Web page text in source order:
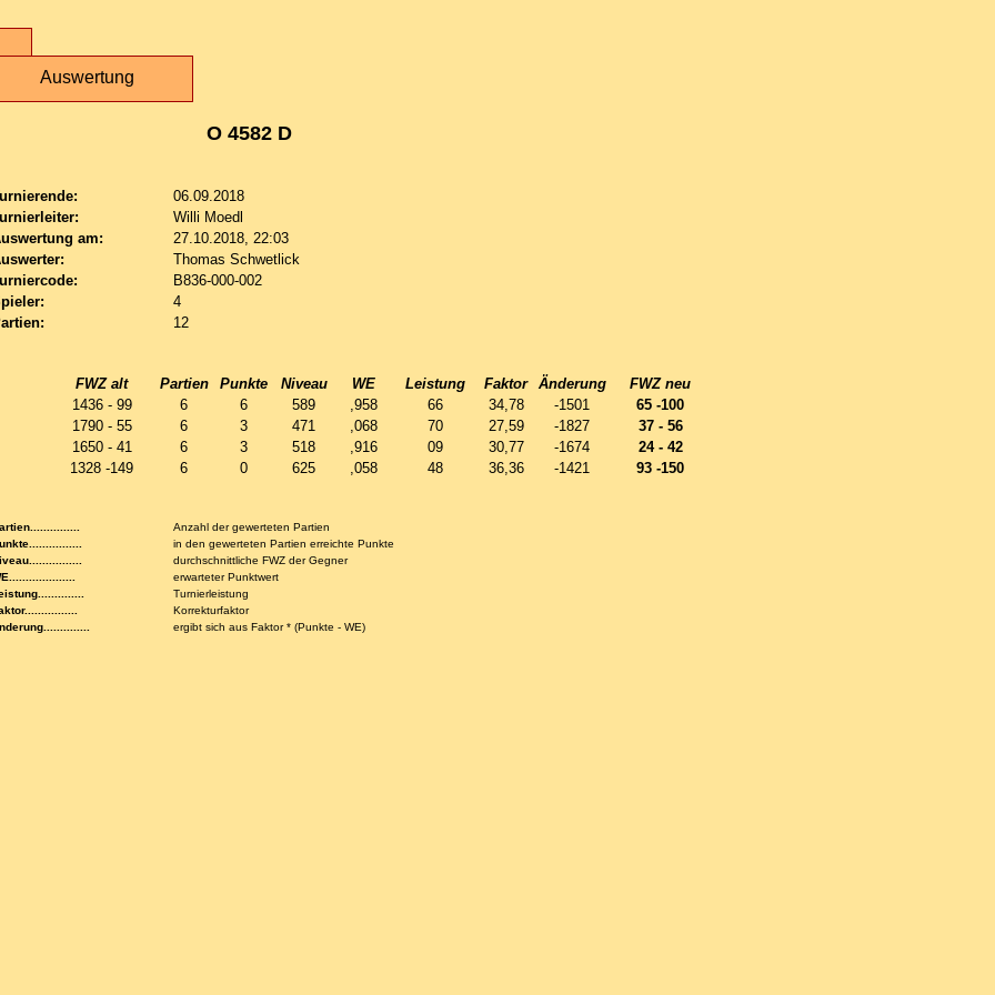
Auswertung
O 4582 D
06.09.2018
Willi Moedl
am:
27.10.2018, 22:03
Thomas Schwetlick
B836-000-002
4
12
FWZ alt Partien Punkte Niveau WE Leistung Faktor Änderung
FWZ neu
1436 - 99 6 6 589 ,958 66 34,78 -1501
65 -100
1790 - 55 6 3 471 ,068 70 27,59 -1827
37 - 56
1650 - 41 6 3 518 ,916 09 30,77 -1674
24 - 42
1328 -149 6 0 625 ,058 48 36,36 -1421 93 -150
Anzahl der gewerteten Partien
in den gewerteten Partien erreichte Punkte
durchschnittliche FWZ der Gegner
erwarteter Punktwert
Turnierleistung
Korrekturfaktor
ergibt sich aus Faktor * (Punkte - WE)